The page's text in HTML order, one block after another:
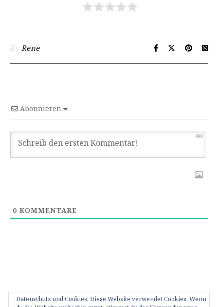
ByRene
Abonnieren
999
0 KOMMENTARE
Datenschutz und Cookies: Diese Website verwendet Cookies. Wenn